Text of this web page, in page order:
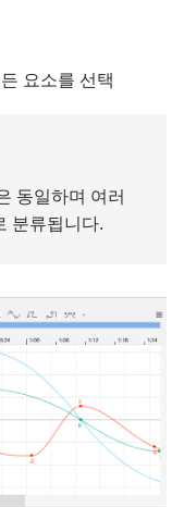
요소를 선택
동일하며 여러
분류됩니다.